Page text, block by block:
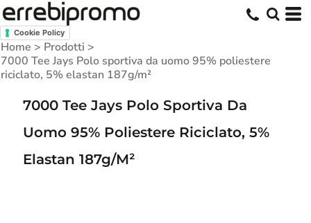
Cookie Policy
Home > Prodotti >
7000 Tee Jays Polo sportiva da uomo 95% poliestere
riciclato, 5% elastan 187g/m²
7000 Tee Jays Polo Sportiva Da
Uomo 95% Poliestere Riciclato, 5%
Elastan 187g/m²